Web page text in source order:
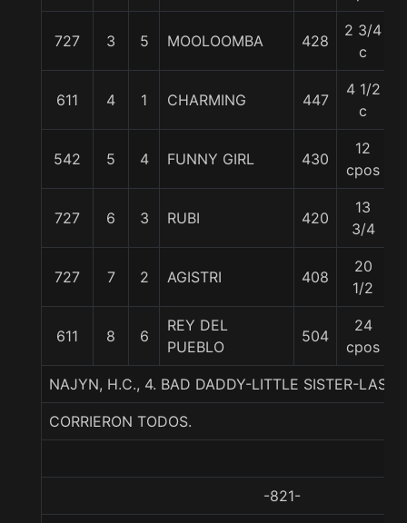
727 3 5 MOOLOOMBA 428
2 3/4
c
611 4 1 CHARMING 447
4 1/2
c
542 5 4 FUNNY GIRL 430
12
cpos
727 6 3 RUBI 420
13
3/4
727 7 2 AGISTRI 408
20
1/2
611 8 6
REY DEL
PUEBLO
504
24
cpos
NAJYN, H.C., 4. BAD DADDY-LITTLE SISTER-LAST
CORRIERON TODOS.
-821-